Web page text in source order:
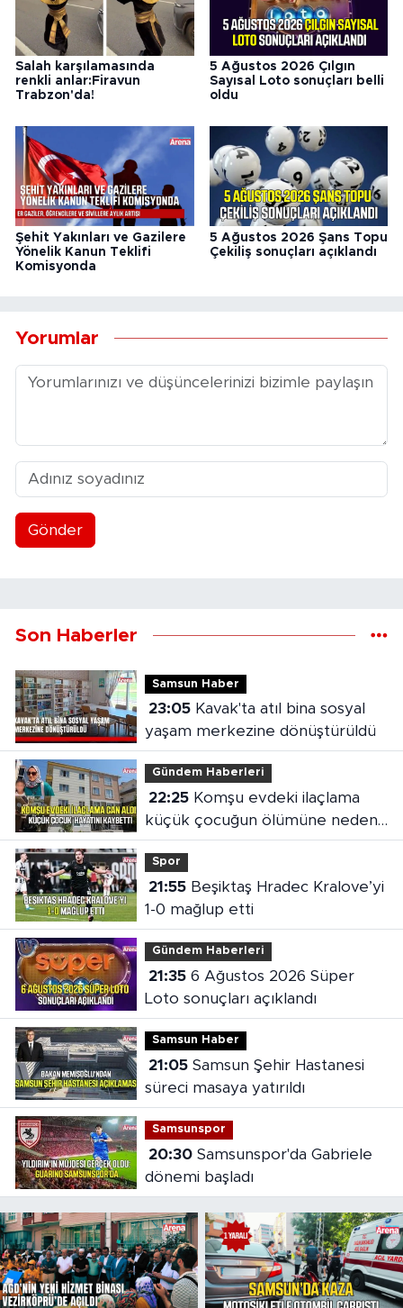
Salah karşılamasında
renkli anlar:Firavun
Trabzon'da!
5 Ağustos 2026 Çılgın
Sayısal Loto sonuçları belli
oldu
Şehit Yakınları ve Gazilere
Yönelik Kanun Teklifi
Komisyonda
5 Ağustos 2026 Şans Topu
Çekiliş sonuçları açıklandı
Yorumlar
Gönder
Son Haberler
Samsun Haber
23:05Kavak'ta atıl bina sosyal
yaşam merkezine dönüştürüldü
Gündem Haberleri
22:25Komşu evdeki ilaçlama
küçük çocuğun ölümüne neden
oldu
Spor
21:55Beşiktaş Hradec Kralove’yi
1-0 mağlup etti
Gündem Haberleri
21:356 Ağustos 2026 Süper
Loto sonuçları açıklandı
Samsun Haber
21:05Samsun Şehir Hastanesi
süreci masaya yatırıldı
Samsunspor
20:30Samsunspor'da Gabriele
dönemi başladı